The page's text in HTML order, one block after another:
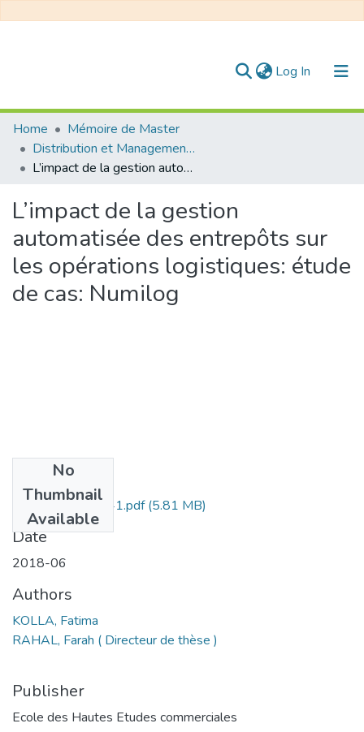
Log In (current)
Communities & Collections
All of DSpace
Home
Mémoire de Master
Distribution et Management de la Chaîne Logistique
L’impact de la gestion automatisée des entrepôts sur les opérations logistiques: étude de cas: Numilog
L’impact de la gestion
automatisée des entrepôts sur
les opérations logistiques: étude
de cas: Numilog
No
Thumbnail
Available
KOLLA Fatima 141.pdf(5.81 MB)
Date
2018-06
Authors
KOLLA, Fatima
RAHAL, Farah ( Directeur de thèse )
Publisher
Ecole des Hautes Etudes commerciales